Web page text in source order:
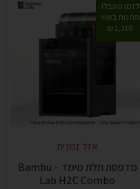
לזמן מוגבל!
מתנות בשווי
1,310 ₪
אזל זמנית
מדפסת תלת מימד – Bambu
Lab H2C Combo